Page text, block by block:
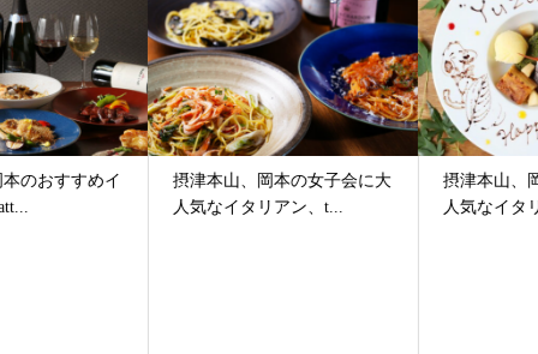
摂津本山、岡本の女子会に大
人気なイタリアン、t...
摂津本山、岡本の女子会に大
人気なイタリアン、t...